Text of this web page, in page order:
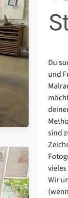
Du
und
sind
Wir